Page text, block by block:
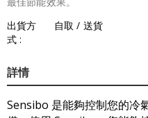
出貨方
式 :
自取 / 送貨
詳情
Sensibo 是能夠控制您的冷